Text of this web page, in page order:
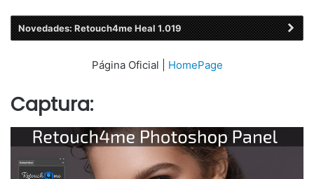
Novedades: Retouch4me Heal 1.019
Página Oficial | HomePage
Captura: